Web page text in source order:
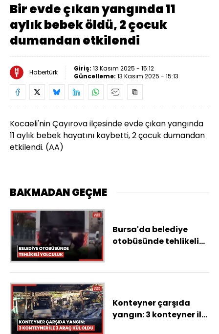
Bir evde çıkan yangında 11
aylık bebek öldü, 2 çocuk
dumandan etkilendi
Habertürk Giriş: 13 Kasım 2025 - 15:12
Güncelleme: 13 Kasım 2025 - 15:13
Kocaeli'nin Çayırova ilçesinde evde çıkan yangında
11 aylık bebek hayatını kaybetti, 2 çocuk dumandan
etkilendi. (AA)
BAKMADAN GEÇME
Bursa'da belediye
otobüsünde tehlikeli
Konteyner çarşıda
yangın: 3 konteyner ile